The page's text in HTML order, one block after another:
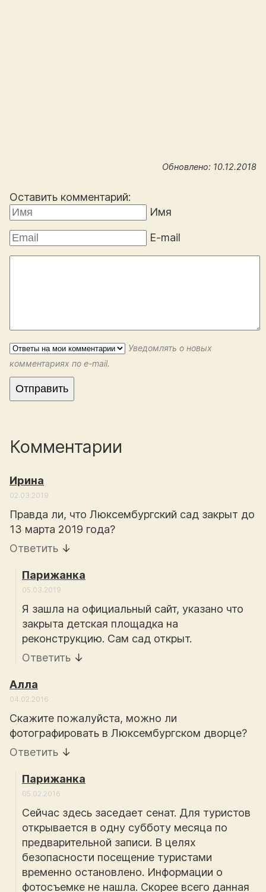
Обновлено: 10.12.2018
Оставить комментарий:
Имя
E-mail
Уведомлять о новых
комментариях по e-mail.
Комментарии
Ирина
02.03.2019
Правда ли, что Люксембургский сад закрыт до
13 марта 2019 года?
Ответить ↓
Парижанка
05.03.2019
Я зашла на официальный сайт, указано что
закрыта детская площадка на
реконструкцию. Сам сад открыт.
Ответить ↓
Алла
04.02.2016
Скажите пожалуйста, можно ли
фотографировать в Люксембургском дворце?
Ответить ↓
Парижанка
05.02.2016
Сейчас здесь заседает сенат. Для туристов
открывается в одну субботу месяца по
предварительной записи. В целях
безопасности посещение туристами
временно остановлено. Информации о
фотосъемке не нашла. Скорее всего данная